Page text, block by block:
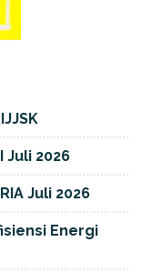
Juli 2026
Juli 2026
Energi